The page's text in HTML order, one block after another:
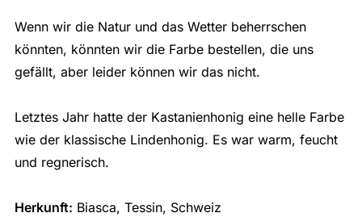
Wenn wir die Natur und das Wetter beherrschen
könnten, könnten wir die Farbe bestellen, die uns
gefällt, aber leider können wir das nicht.
Letztes Jahr hatte der Kastanienhonig eine helle Farbe
wie der klassische Lindenhonig. Es war warm, feucht
und regnerisch.
Herkunft: Biasca, Tessin, Schweiz